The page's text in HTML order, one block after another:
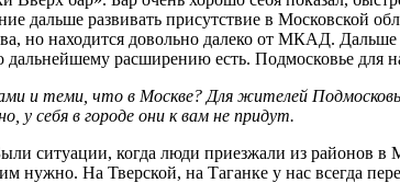
дальше развивать присутствие в Московской
но находится довольно далеко от МКАД.
расширению есть. Подмосковье для
и теми, что в Москве? Для жителей
у себя в городе они к вам не придут.
ситуации, когда люди приезжали из районов в
нужно. На Тверской, на Таганке у нас всегда